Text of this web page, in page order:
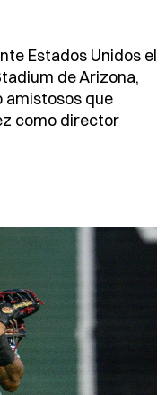
Estados Unidos el
de Arizona,
amistosos que
como director